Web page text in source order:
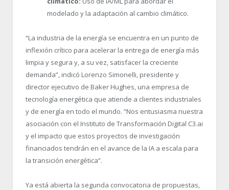
modelado y la adaptación al cambio climático.
“La industria de la energía se encuentra en un punto de
inflexión crítico para acelerar la entrega de energía más
limpia y segura y, a su vez, satisfacer la creciente
demanda”, indicó Lorenzo Simonelli, presidente y
director ejecutivo de Baker Hughes, una empresa de
tecnología energética que atiende a clientes industriales
y de energía en todo el mundo. “Nos entusiasma nuestra
asociación con el Instituto de Transformación Digital C3.ai
y el impacto que estos proyectos de investigación
financiados tendrán en el avance de la IA a escala para
la transición energética”.
Ya está abierta la segunda convocatoria de propuestas,